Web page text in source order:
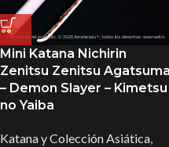
Mini Katana Nichirin
Zenitsu Zenitsu Agatsuma
– Demon Slayer – Kimetsu
no Yaiba
Katana y Colección Asiática,